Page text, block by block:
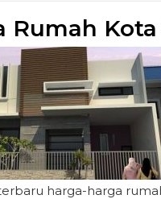
Rumah
harga-harga